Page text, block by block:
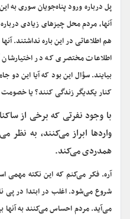
پل درباره ورود پناه‌جویان سوری به
آنها، مردم محل چیزهای زیادی
هم اطلاعاتی در این باره نداشتند.
اطلاعات مختصری که در اختیارشان
بیایند. سؤال این بود که آیا این دو
کنار یکدیگر زندگی کنند؟ یا خصومت
با وجود نفرتی که برخی از
واردها ابراز می‌کنند، به
همدردی می‌کند.
آره. فکر می‌کنم که این نکته مهمی
شروع می‌شود. اغلب در ابتدا در پی
می‌آید. مردم احساس می‌کنند به